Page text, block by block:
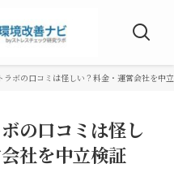
ラボの口コミは怪しい？料金・運営会社を中
の口コミは怪し
社を中立検証